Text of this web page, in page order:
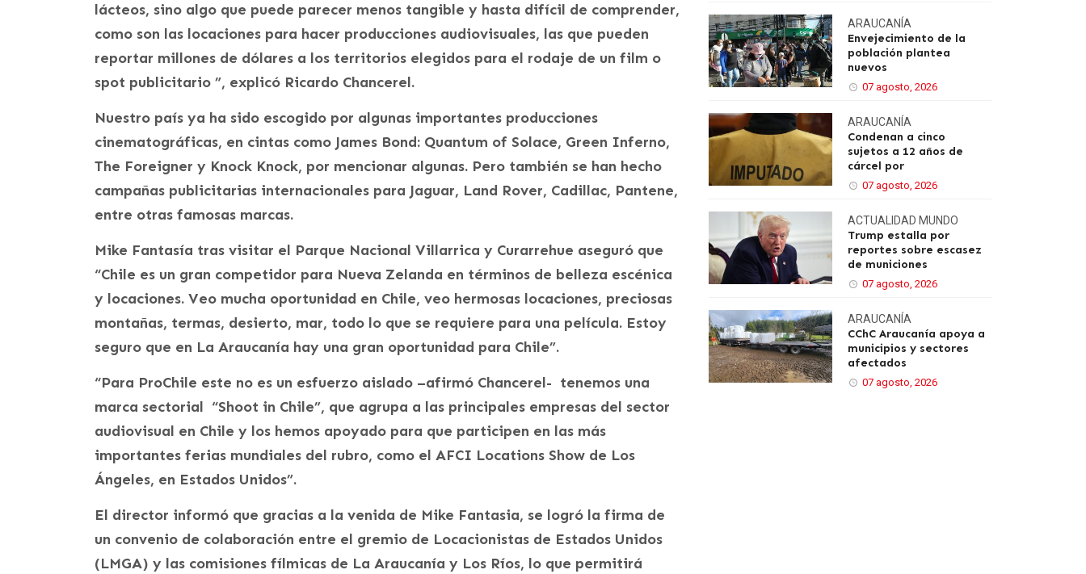
lácteos, sino algo que puede parecer menos tangible y hasta difícil de comprender,
como son las locaciones para hacer producciones audiovisuales, las que pueden
reportar millones de dólares a los territorios elegidos para el rodaje de un film o
spot publicitario ”, explicó Ricardo Chancerel.
Nuestro país ya ha sido escogido por algunas importantes producciones
cinematográficas, en cintas como James Bond: Quantum of Solace, Green Inferno,
The Foreigner y Knock Knock, por mencionar algunas. Pero también se han hecho
campañas publicitarias internacionales para Jaguar, Land Rover, Cadillac, Pantene,
entre otras famosas marcas.
Mike Fantasía tras visitar el Parque Nacional Villarrica y Curarrehue aseguró que
“Chile es un gran competidor para Nueva Zelanda en términos de belleza escénica
y locaciones. Veo mucha oportunidad en Chile, veo hermosas locaciones, preciosas
montañas, termas, desierto, mar, todo lo que se requiere para una película. Estoy
seguro que en La Araucanía hay una gran oportunidad para Chile”.
“Para ProChile este no es un esfuerzo aislado –afirmó Chancerel- tenemos una
marca sectorial “Shoot in Chile”, que agrupa a las principales empresas del sector
audiovisual en Chile y los hemos apoyado para que participen en las más
importantes ferias mundiales del rubro, como el AFCI Locations Show de Los
Ángeles, en Estados Unidos”.
El director informó que gracias a la venida de Mike Fantasia, se logró la firma de
un convenio de colaboración entre el gremio de Locacionistas de Estados Unidos
(LMGA) y las comisiones fílmicas de La Araucanía y Los Ríos, lo que permitirá
ARAUCANÍA
Envejecimiento de la
población plantea
nuevos
07 agosto, 2026
ARAUCANÍA
Condenan a cinco
sujetos a 12 años de
cárcel por
07 agosto, 2026
ACTUALIDAD MUNDO
Trump estalla por
reportes sobre escasez
de municiones
07 agosto, 2026
ARAUCANÍA
CChC Araucanía apoya a
municipios y sectores
afectados
07 agosto, 2026